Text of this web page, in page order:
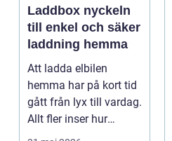
Laddbox nyckeln
till enkel och säker
laddning hemma
Att ladda elbilen
hemma har på kort tid
gått från lyx till vardag.
Allt fler inser hur
smidigt det ä...